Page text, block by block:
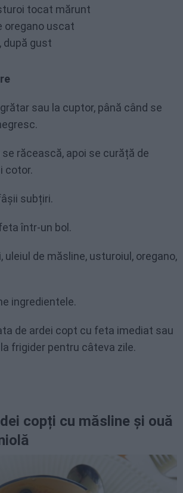
tocat mărunt
oregano uscat
după gust
sau la cuptor, până când se
răcească, apoi se curăță de
cotor.
subțiri.
într-un bol.
uleiul de măsline, usturoiul, oregano,
ingredientele.
de ardei copt cu feta imediat sau
frigider pentru câteva zile.
copți cu măsline și ouă